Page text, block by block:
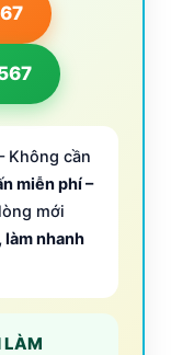
Không cần
miễn phí –
mới
nhanh
LÀM